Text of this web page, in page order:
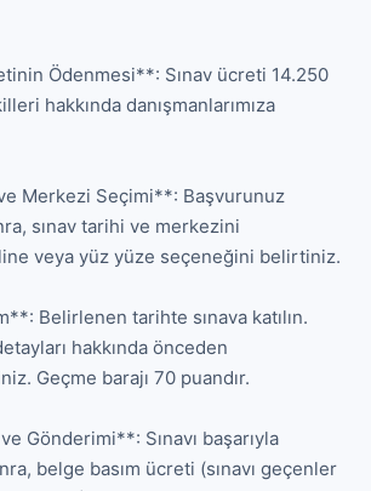
Ödenmesi**: Sınav ücreti 14.250
hakkında danışmanlarımıza
Merkezi Seçimi**: Başvurunuz
sınav tarihi ve merkezini
veya yüz yüze seçeneğini belirtiniz.
Belirlenen tarihte sınava katılın.
hakkında önceden
Geçme barajı 70 puandır.
Gönderimi**: Sınavı başarıyla
belge basım ücreti (sınavı geçenler